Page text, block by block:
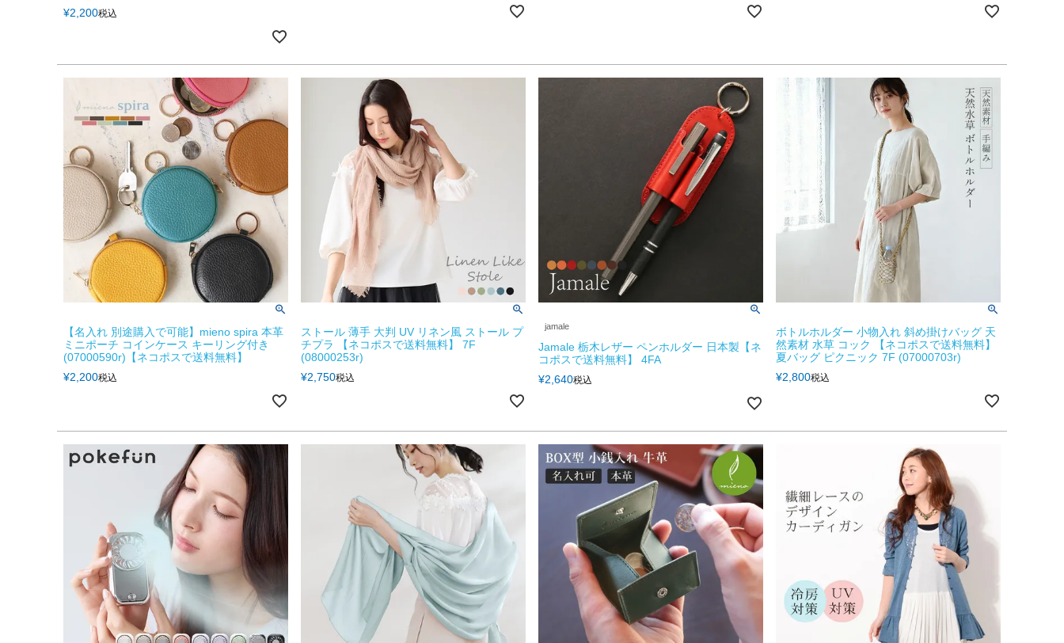
¥2,200税込
【名入れ 別途購入で可能】mieno spira 本革
ミニポーチ コインケース キーリング付き
(07000590r)【ネコポスで送料無料】
¥2,200税込
ストール 薄手 大判 UV リネン風 ストール プ
チプラ 【ネコポスで送料無料】 7F
(08000253r)
¥2,750税込
jamale
Jamale 栃木レザー ペンホルダー 日本製【ネ
コポスで送料無料】 4FA
¥2,640税込
ボトルホルダー 小物入れ 斜め掛けバッグ 天
然素材 水草 コック 【ネコポスで送料無料】
夏バッグ ピクニック 7F (07000703r)
¥2,800税込